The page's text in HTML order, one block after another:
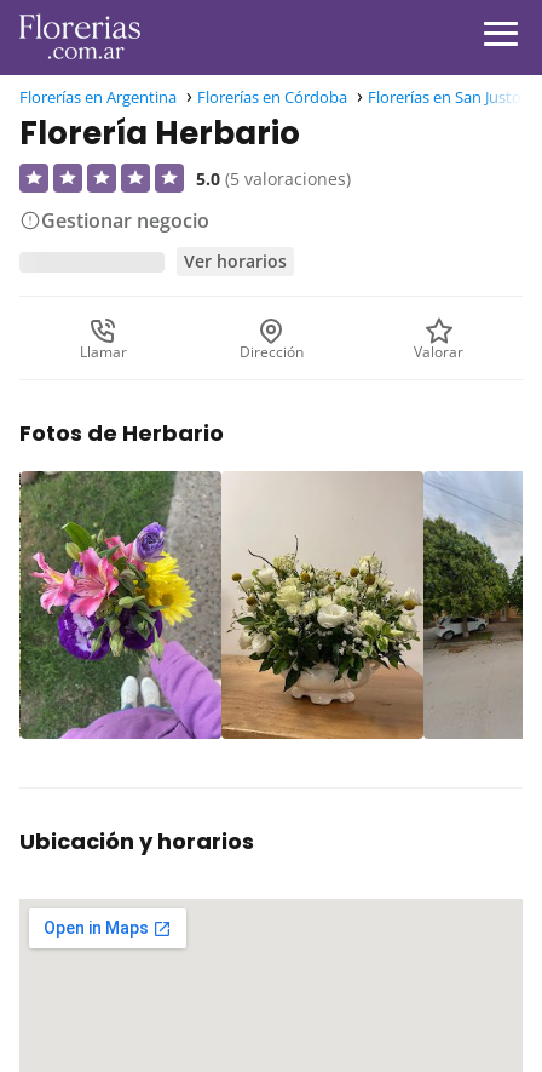
Florerías en Argentina Florerías en Córdoba Florerías en San Justo,
Florería Herbario
5.0 (5 valoraciones)
Gestionar negocio
Ver horarios
Llamar Dirección Valorar
Fotos de Herbario
Ubicación y horarios